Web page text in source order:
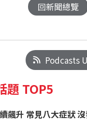
回新聞總覽
Podcasts
題 TOP5